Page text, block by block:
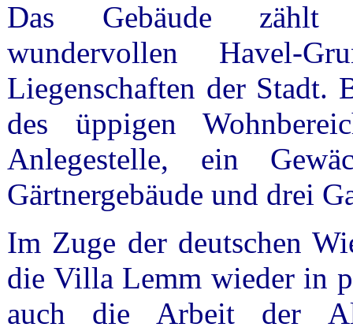
Das Gebäude
wundervollen Havel-
Liegenschaften der Stadt.
des üppigen
Anlegestelle, ein
Gärtnergebäude und drei
Im Zuge der deutschen
die Villa Lemm wieder in
auch die Arbeit der